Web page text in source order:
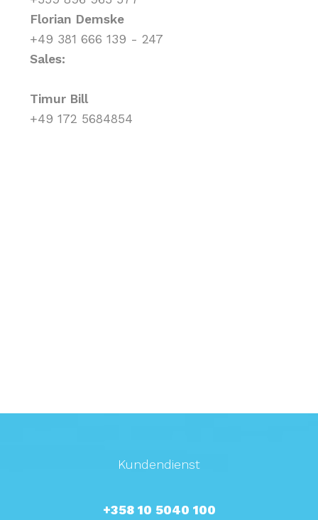
Florian Demske
+49 381 666 139 - 247
Sales:
Timur Bill
+49 172 5684854
Kundendienst
+358 10 5040 100